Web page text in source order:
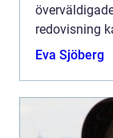
redovisning
har du dock
Eva Sjöberg